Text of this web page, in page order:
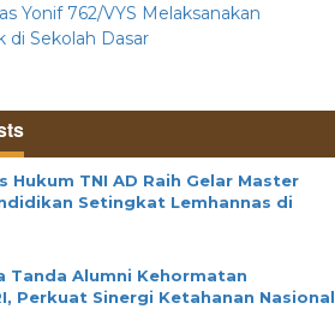
Yonif 762/VYS Melaksanakan
di Sekolah Dasar
Hukum TNI AD Raih Gelar Master
Setingkat Lemhannas di
Tanda Alumni Kehormatan
Perkuat Sinergi Ketahanan Nasional